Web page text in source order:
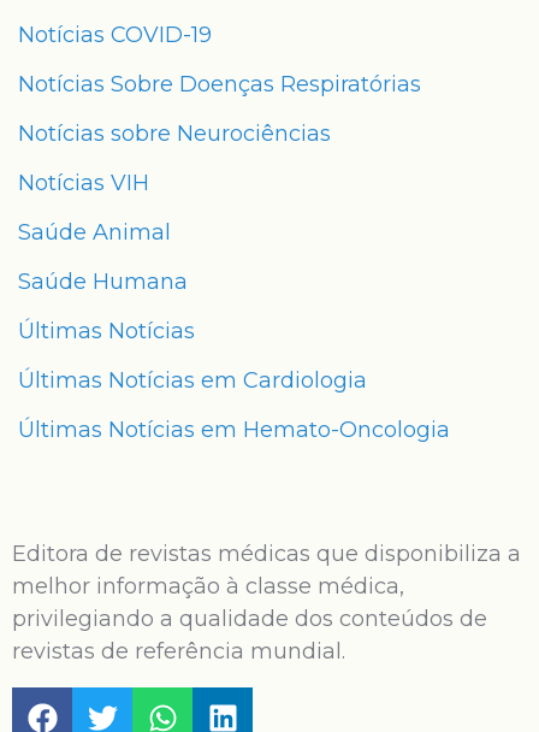
Notícias COVID-19
Notícias Sobre Doenças Respiratórias
Notícias sobre Neurociências
Notícias VIH
Saúde Animal
Saúde Humana
Últimas Notícias
Últimas Notícias em Cardiologia
Últimas Notícias em Hemato-Oncologia
Editora de revistas médicas que disponibiliza a
melhor informação à classe médica,
privilegiando a qualidade dos conteúdos de
revistas de referência mundial.